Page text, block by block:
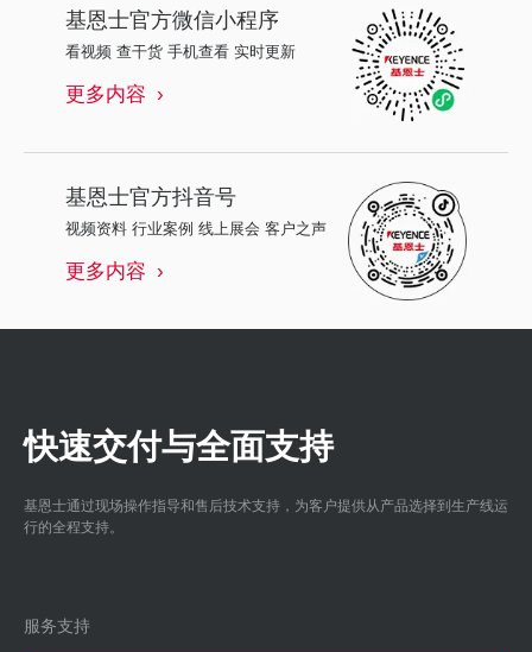
基恩士官方微信小程序
看视频 查干货 手机查看 实时更新
更多内容
基恩士官方抖音号
视频资料 行业案例 线上展会 客户之声
更多内容
快速交付与全面支持
基恩士通过现场操作指导和售后技术支持，为客户提供从产品选择到生产线运
行的全程支持。
服务支持